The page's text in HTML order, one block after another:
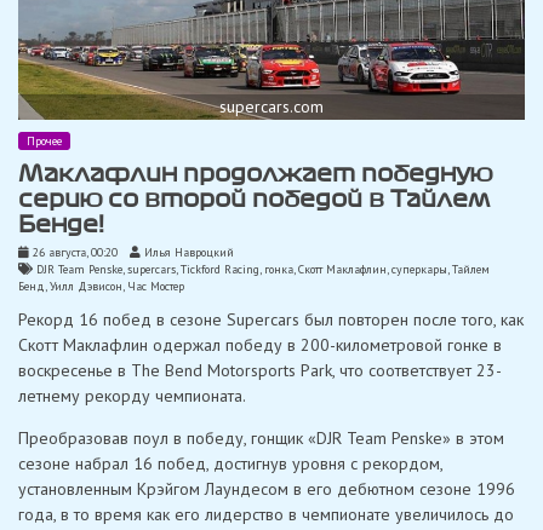
supercars.com
Прочее
Маклафлин продолжает победную
серию со второй победой в Тайлем
Бенде!
26 августа, 00:20
Илья Навроцкий
DJR Team Penske supercars Tickford Racing гонка Скотт Маклафлин суперкары Тайлем
Бенд Уилл Дэвисон Час Мостер
Рекорд 16 побед в сезоне Supercars был повторен после того, как
Скотт Маклафлин одержал победу в 200-километровой гонке в
воскресенье в The Bend Motorsports Park, что соответствует 23-
летнему рекорду чемпионата.
Преобразовав поул в победу, гонщик «DJR Team Penske» в этом
сезоне набрал 16 побед, достигнув уровня с рекордом,
установленным Крэйгом Лаундесом в его дебютном сезоне 1996
года, в то время как его лидерство в чемпионате увеличилось до